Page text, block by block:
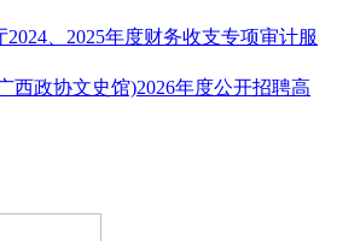
、2025年度财务收支专项审计服
西政协文史馆)2026年度公开招聘高